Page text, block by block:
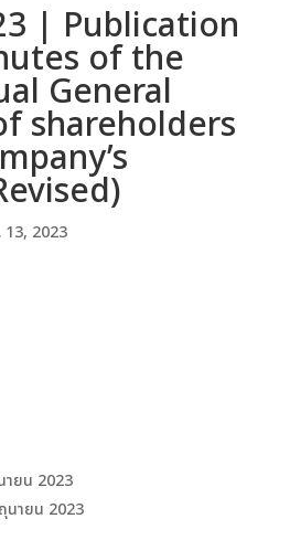
| Publication
of the
General
shareholders
13, 2023
ายน 2023
นายน 2023